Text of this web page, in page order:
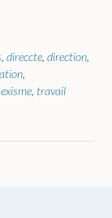
direccte direction
travail